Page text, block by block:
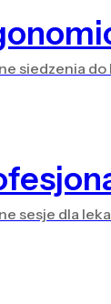
siedzenia do
sesje dla